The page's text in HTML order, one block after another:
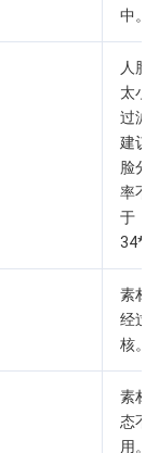
中。
人脸
太小
过滤
建议
脸分
率不
于
素材
经过
核。
素材
态不
用。